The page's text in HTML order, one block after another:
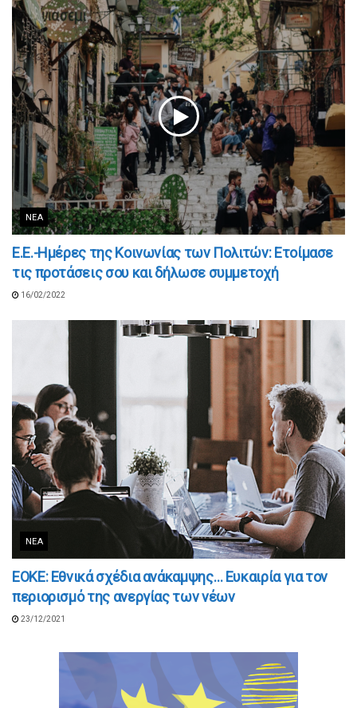
ΝΈΑ
Ε.Ε.-Ημέρες της Κοινωνίας των Πολιτών: Ετοίμασε
τις προτάσεις σου και δήλωσε συμμετοχή
16/02/2022
ΝΈΑ
ΕΟΚΕ: Εθνικά σχέδια ανάκαμψης… Ευκαιρία για τον
περιορισμό της ανεργίας των νέων
23/12/2021